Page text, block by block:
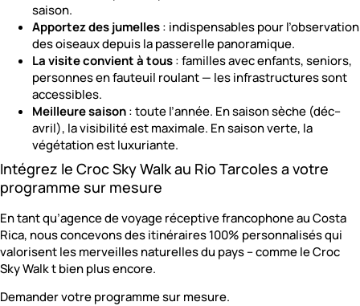
saison.
Apportez des jumelles: indispensables pour l’observation
des oiseaux depuis la passerelle panoramique.
La visite convient à tous: familles avec enfants, seniors,
personnes en fauteuil roulant — les infrastructures sont
accessibles.
Meilleure saison: toute l’année. En saison sèche (déc–
avril), la visibilité est maximale. En saison verte, la
végétation est luxuriante.
Intégrez le Croc Sky Walk au Rio Tarcoles a votre
programme sur mesure
En tant qu’agence de voyage réceptive francophone au Costa
Rica, nous concevons des itinéraires 100% personnalisés qui
valorisent les merveilles naturelles du pays – comme le Croc
Sky Walk t bien plus encore.
Demander votre programme sur mesure.